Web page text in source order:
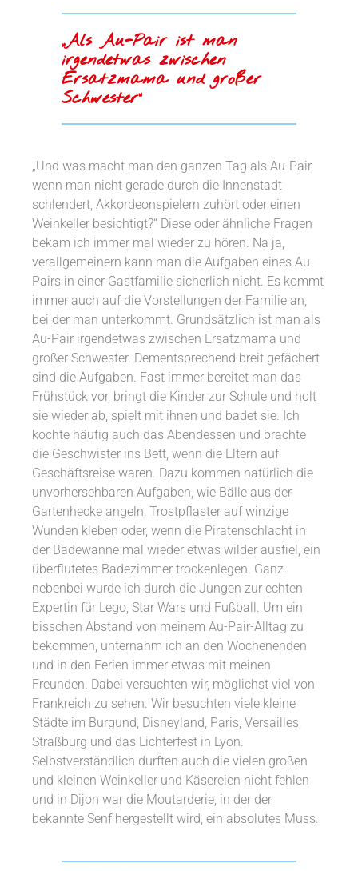
„Als Au-Pair ist man
irgendetwas zwischen
Ersatzmama und großer
Schwester“
„Und was macht man den ganzen Tag als Au-Pair,
wenn man nicht gerade durch die Innenstadt
schlendert, Akkordeonspielern zuhört oder einen
Weinkeller besichtigt?“ Diese oder ähnliche Fragen
bekam ich immer mal wieder zu hören. Na ja,
verallgemeinern kann man die Aufgaben eines Au-
Pairs in einer Gastfamilie sicherlich nicht. Es kommt
immer auch auf die Vorstellungen der Familie an,
bei der man unterkommt. Grundsätzlich ist man als
Au-Pair irgendetwas zwischen Ersatzmama und
großer Schwester. Dementsprechend breit gefächert
sind die Aufgaben. Fast immer bereitet man das
Frühstück vor, bringt die Kinder zur Schule und holt
sie wieder ab, spielt mit ihnen und badet sie. Ich
kochte häufig auch das Abendessen und brachte
die Geschwister ins Bett, wenn die Eltern auf
Geschäftsreise waren. Dazu kommen natürlich die
unvorhersehbaren Aufgaben, wie Bälle aus der
Gartenhecke angeln, Trostpflaster auf winzige
Wunden kleben oder, wenn die Piratenschlacht in
der Badewanne mal wieder etwas wilder ausfiel, ein
überflutetes Badezimmer trockenlegen. Ganz
nebenbei wurde ich durch die Jungen zur echten
Expertin für Lego, Star Wars und Fußball. Um ein
bisschen Abstand von meinem Au-Pair-Alltag zu
bekommen, unternahm ich an den Wochenenden
und in den Ferien immer etwas mit meinen
Freunden. Dabei versuchten wir, möglichst viel von
Frankreich zu sehen. Wir besuchten viele kleine
Städte im Burgund, Disneyland, Paris, Versailles,
Straßburg und das Lichterfest in Lyon.
Selbstverständlich durften auch die vielen großen
und kleinen Weinkeller und Käsereien nicht fehlen
und in Dijon war die Moutarderie, in der der
bekannte Senf hergestellt wird, ein absolutes Muss.